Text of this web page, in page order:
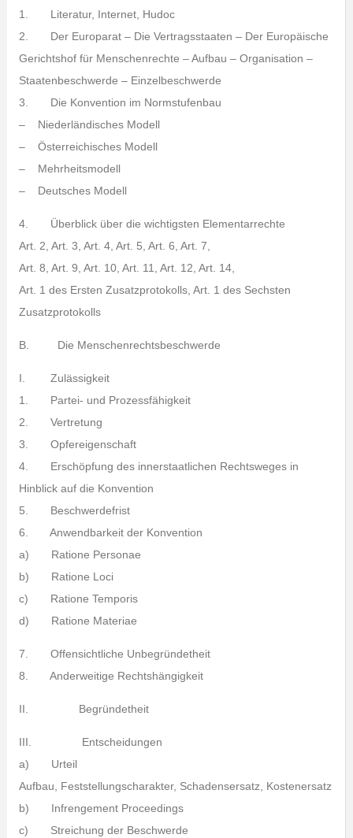
1. Literatur, Internet, Hudoc
2. Der Europarat – Die Vertragsstaaten – Der Europäische
Gerichtshof für Menschenrechte – Aufbau – Organisation –
Staatenbeschwerde – Einzelbeschwerde
3. Die Konvention im Normstufenbau
– Niederländisches Modell
– Österreichisches Modell
– Mehrheitsmodell
– Deutsches Modell
4. Überblick über die wichtigsten Elementarrechte
Art. 2, Art. 3, Art. 4, Art. 5, Art. 6, Art. 7,
Art. 8, Art. 9, Art. 10, Art. 11, Art. 12, Art. 14,
Art. 1 des Ersten Zusatzprotokolls, Art. 1 des Sechsten
Zusatzprotokolls
B. Die Menschenrechtsbeschwerde
I. Zulässigkeit
1. Partei- und Prozessfähigkeit
2. Vertretung
3. Opfereigenschaft
4. Erschöpfung des innerstaatlichen Rechtsweges in
Hinblick auf die Konvention
5. Beschwerdefrist
6. Anwendbarkeit der Konvention
a) Ratione Personae
b) Ratione Loci
c) Ratione Temporis
d) Ratione Materiae
7. Offensichtliche Unbegründetheit
8. Anderweitige Rechtshängigkeit
II. Begründetheit
III. Entscheidungen
a) Urteil
Aufbau, Feststellungscharakter, Schadensersatz, Kostenersatz
b) Infrengement Proceedings
c) Streichung der Beschwerde